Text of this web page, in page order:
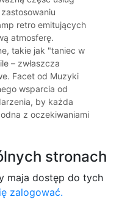
retro emitujących
atmosferę.
takie jak "taniec w
– zwłaszcza
Facet od Muzyki
wsparcia od
by każda
z oczekiwaniami
stronach
maja dostęp do tych
zalogować.